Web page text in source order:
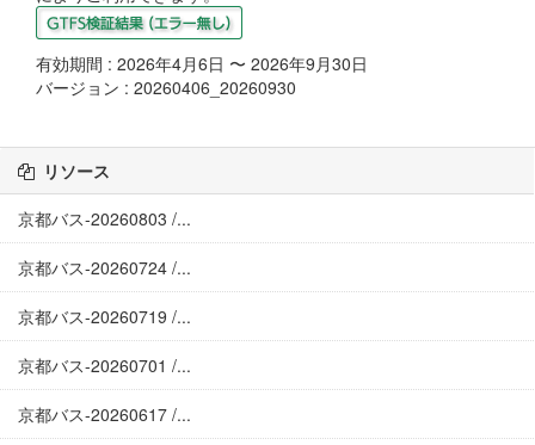
有効期間 : 2026年4月6日 〜 2026年9月30日
バージョン : 20260406_20260930
リソース
京都バス-20260803 /...
京都バス-20260724 /...
京都バス-20260719 /...
京都バス-20260701 /...
京都バス-20260617 /...